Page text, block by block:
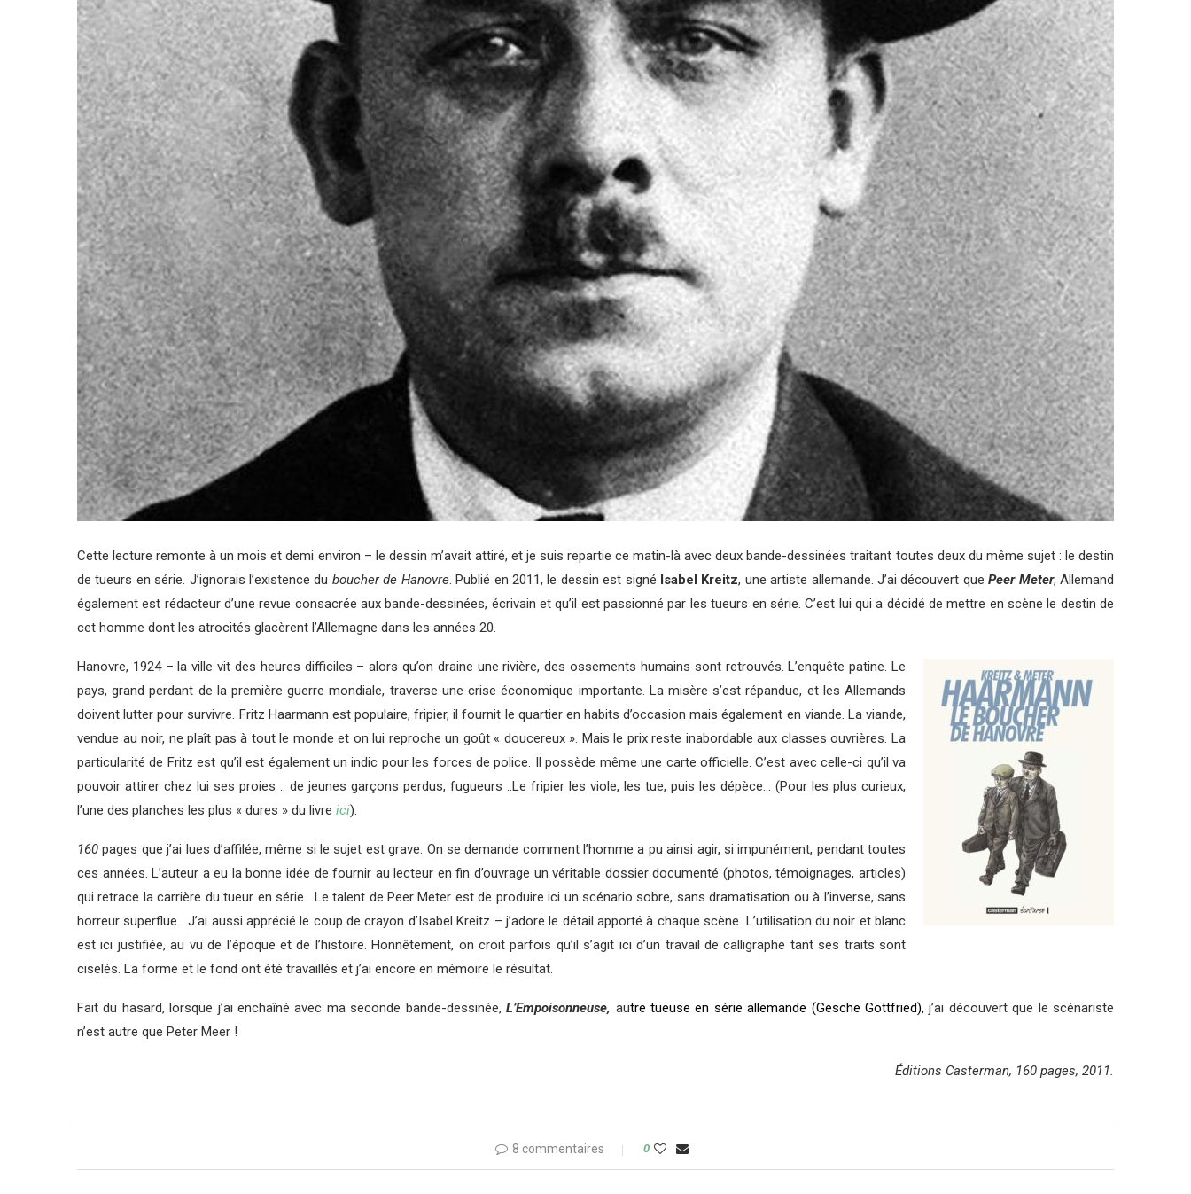
Cette lecture remonte à un mois et demi environ – le dessin m’avait attiré, et je suis repartie ce matin-là avec deux bande-dessinées traitant toutes deux du même sujet : le destin
de tueurs en série. J’ignorais l’existence du boucher de Hanovre. Publié en 2011, le dessin est signé Isabel Kreitz, une artiste allemande. J’ai découvert quePeer Meter, Allemand
également est rédacteur d’une revue consacrée aux bande-dessinées, écrivain et qu’il est passionné par les tueurs en série. C’est lui qui a décidé de mettre en scène le destin de
cet homme dont les atrocités glacèrent l’Allemagne dans les années 20.
Hanovre, 1924 – la ville vit des heures difficiles – alors qu’on draine une rivière, des ossements humains sont retrouvés. L’enquête patine. Le
pays, grand perdant de la première guerre mondiale, traverse une crise économique importante. La misère s’est répandue, et les Allemands
doivent lutter pour survivre. Fritz Haarmann est populaire, fripier, il fournit le quartier en habits d’occasion mais également en viande. La viande,
vendue au noir, ne plaît pas à tout le monde et on lui reproche un goût « doucereux ». Mais le prix reste inabordable aux classes ouvrières. La
particularité de Fritz est qu’il est également un indic pour les forces de police. Il possède même une carte officielle. C’est avec celle-ci qu’il va
pouvoir attirer chez lui ses proies .. de jeunes garçons perdus, fugueurs ..Le fripier les viole, les tue, puis les dépèce… (Pour les plus curieux,
l’une des planches les plus « dures » du livre ici).
160 pages que j’ai lues d’affilée, même si le sujet est grave. On se demande comment l’homme a pu ainsi agir, si impunément, pendant toutes
ces années. L’auteur a eu la bonne idée de fournir au lecteur en fin d’ouvrage un véritable dossier documenté (photos, témoignages, articles)
qui retrace la carrière du tueur en série. Le talent de Peer Meter est de produire ici un scénario sobre, sans dramatisation ou à l’inverse, sans
horreur superflue. J’ai aussi apprécié le coup de crayon d’Isabel Kreitz – j’adore le détail apporté à chaque scène. L’utilisation du noir et blanc
est ici justifiée, au vu de l’époque et de l’histoire. Honnêtement, on croit parfois qu’il s’agit ici d’un travail de calligraphe tant ses traits sont
ciselés. La forme et le fond ont été travaillés et j’ai encore en mémoire le résultat.
Fait du hasard, lorsque j’ai enchaîné avec ma seconde bande-dessinée,L’Empoisonneuse, autre tueuse en série allemande (Gesche Gottfried),j’ai découvert que le scénariste
n’est autre que Peter Meer !
Éditions Casterman, 160 pages, 2011.
8 commentaires 0